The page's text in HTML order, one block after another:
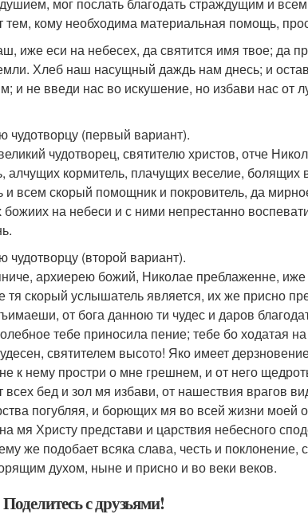
тем, кому необходима материальная помощь,
иже еси на небесех, да святится имя твое; да
Хлеб наш насущный даждь нам днесь; и
и не введи нас во искушение, но избави нас от
чудотворцу (первый вариант).
чудотворец, святителю христов, отче
алчущих кормитель, плачущих веселие,
и всем скорый помощник и покровитель, да
на небеси и с ними непрестанно
(второй вариант).
архиерею божий, Николае преблаженне,
скорый услышатель является, их же присно
от бога данною ти чудес и даров
тебе приносила пение; тебе бо ходатая
святителем высото! Яко имеет
к нему простри о мне грешнем, и от него
всех бед и зол мя избави, от нашествия врагов
погубляя, и борющих мя во всей жизни
мя Христу представи и царствия небесного
же подобает всяка слава, честь и
духом, ныне и присно и во веки веков.
с друзьями!